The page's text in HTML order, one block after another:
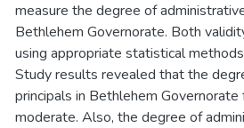
measure the degree of
Bethlehem Governorate. Both
using appropriate statistical
Study results revealed that the
principals in Bethlehem
moderate. Also, the degree of